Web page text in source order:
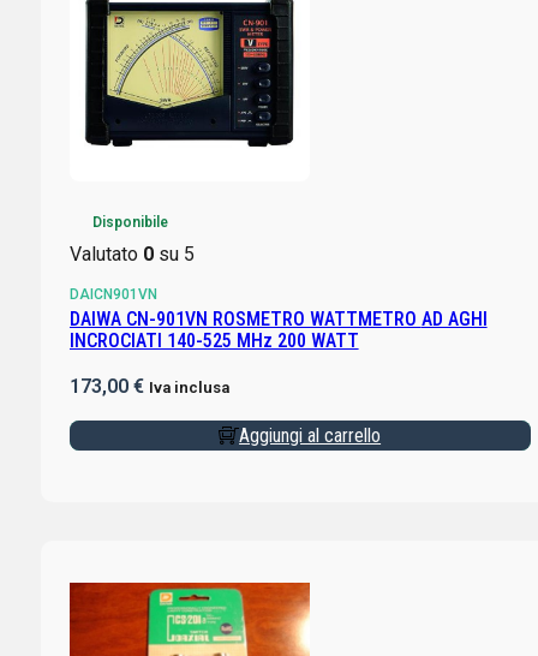
Disponibile
Valutato 0su 5
DAICN901VN
DAIWA CN-901VN ROSMETRO WATTMETRO AD AGHI
INCROCIATI 140-525 MHz 200 WATT
173,00 € Iva inclusa
Aggiungi al carrello